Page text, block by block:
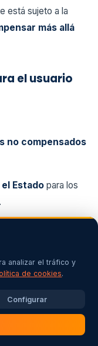
está sujeto a la
más allá
el usuario
no compensados
Estado para los
que generan más
en verano.
de hogares y
Con una mayor
y la posibilidad de
analizar el tráfico y
de cookies.
Configurar